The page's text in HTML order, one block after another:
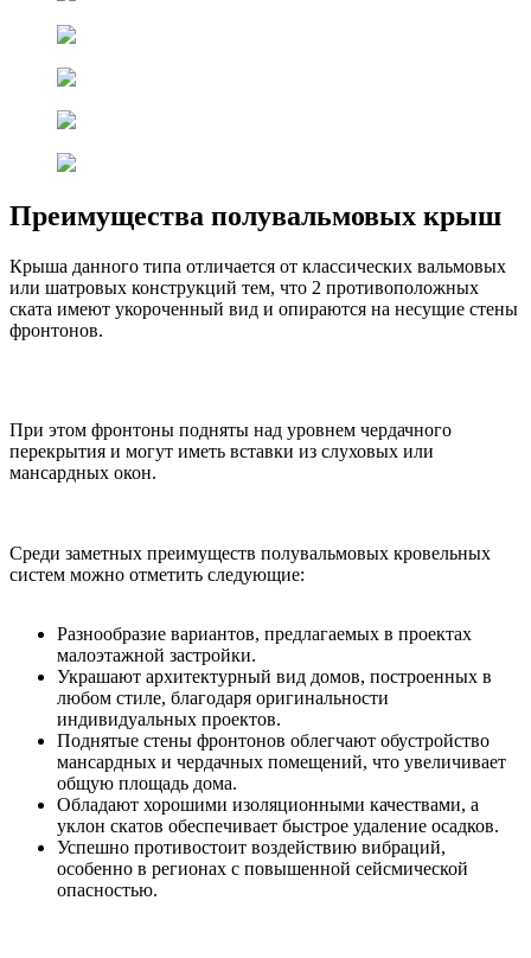
Преимущества полувальмовых крыш
Крыша данного типа отличается от классических вальмовых
или шатровых конструкций тем, что 2 противоположных
ската имеют укороченный вид и опираются на несущие стены
фронтонов.
При этом фронтоны подняты над уровнем чердачного
перекрытия и могут иметь вставки из слуховых или
мансардных окон.
Среди заметных преимуществ полувальмовых кровельных
систем можно отметить следующие:
Разнообразие вариантов, предлагаемых в проектах
малоэтажной застройки.
Украшают архитектурный вид домов, построенных в
любом стиле, благодаря оригинальности
индивидуальных проектов.
Поднятые стены фронтонов облегчают обустройство
мансардных и чердачных помещений, что увеличивает
общую площадь дома.
Обладают хорошими изоляционными качествами, а
уклон скатов обеспечивает быстрое удаление осадков.
Успешно противостоит воздействию вибраций,
особенно в регионах с повышенной сейсмической
опасностью.